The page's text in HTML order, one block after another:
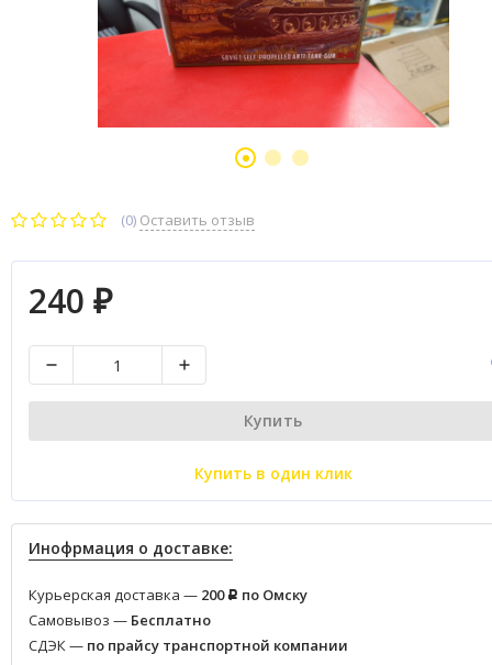
(0) Оставить отзыв
240 ₽
Купить
Купить в один клик
Инофрмация о доставке:
Курьерская доставка — 200 Р по Омску
Самовывоз — Бесплатно
СДЭК — по прайсу транспортной компании